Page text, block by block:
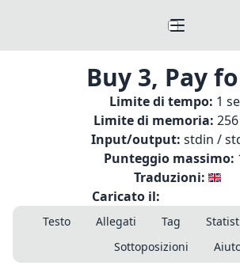
Buy 3, Pay
Limite di tempo: 1
Limite di memoria:
Input/output: stdin /
Punteggio massimo:
Traduzioni:
Caricato il:
Testo Allegati Tag
Sottoposizioni